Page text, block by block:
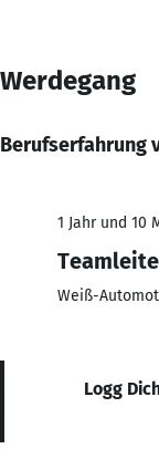
Werdegang
Berufserfahrung
1 Jahr und 10
Weiß-
Logg